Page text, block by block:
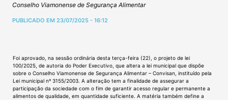
Conselho Viamonense de Segurança Alimentar
PUBLICADO EM 23/07/2025 - 16:12
Foi aprovado, na sessão ordinária desta terça-feira (22), o projeto de lei
100/2025, de autoria do Poder Executivo, que altera a lei municipal que dispõe
sobre o Conselho Viamonense de Segurança Alimentar – Convisan, instituído pela
Lei municipal nº 3155/2003. A alteração tem a finalidade de assegurar a
participação da sociedade com o fim de garantir acesso regular e permanente a
alimentos de qualidade, em quantidade suficiente. A matéria também define a